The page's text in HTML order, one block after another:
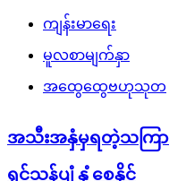
ကျန်းမာရေး
မူလစာမျက်နှာ
အထွေထွေဗဟုသုတ
အသီးအနှံမှရတဲ့သကြ
ရှင်သန်ပျံ့နှံ့စေနိုင်